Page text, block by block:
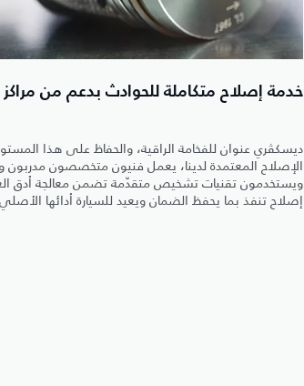
خدمة إصلاح متكاملة للحوادث بدعم من
ديسكڤري عنوان للفخامة الراقية، والحفاظ على هذا
الإصلاح المعتمدة لدينا، يعمل فنيون متخصصون مدربون
ويستخدمون تقنيات تشخيص متقدّمة تضمن معالجة أدق
إصلاح تنفذ بما يحفظ الضمان ويعيد للسيارة أدائها الأصلي